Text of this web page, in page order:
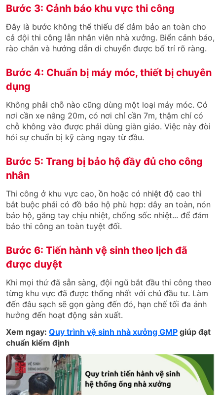
Bước 3: Cảnh báo khu vực thi công
Đây là bước không thể thiếu để đảm bảo an toàn cho
cả đội thi công lẫn nhân viên nhà xưởng. Biển cảnh báo,
rào chắn và hướng dẫn di chuyển được bố trí rõ ràng.
Bước 4: Chuẩn bị máy móc, thiết bị chuyên
dụng
Không phải chỗ nào cũng dùng một loại máy móc. Có
nơi cần xe nâng 20m, có nơi chỉ cần 7m, thậm chí có
chỗ không vào được phải dùng giàn giáo. Việc này đòi
hỏi sự chuẩn bị kỹ càng ngay từ đầu.
Bước 5: Trang bị bảo hộ đầy đủ cho công
nhân
Thi công ở khu vực cao, ồn hoặc có nhiệt độ cao thì
bắt buộc phải có đồ bảo hộ phù hợp: dây an toàn, nón
bảo hộ, găng tay chịu nhiệt, chống sốc nhiệt... để đảm
bảo thi công an toàn tuyệt đối.
Bước 6: Tiến hành vệ sinh theo lịch đã
được duyệt
Khi mọi thứ đã sẵn sàng, đội ngũ bắt đầu thi công theo
từng khu vực đã được thống nhất với chủ đầu tư. Làm
đến đâu sạch sẽ gọn gàng đến đó, hạn chế tối đa ảnh
hưởng đến hoạt động sản xuất.
Xem ngay: Quy trình vệ sinh nhà xưởng GMP giúp đạt
chuẩn kiểm định